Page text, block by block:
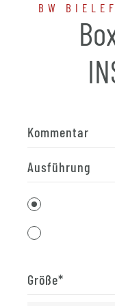
BW
Kommentar
Ausführung
Größe*